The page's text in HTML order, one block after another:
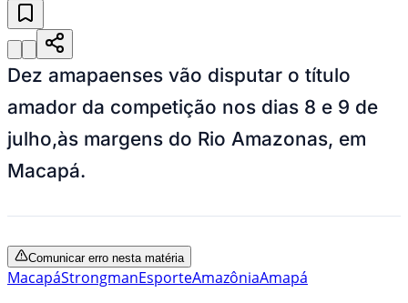
Dez amapaenses vão disputar o título
amador da competição nos dias 8 e 9 de
julho,às margens do Rio Amazonas, em
Macapá.
Comunicar erro nesta matéria
MacapáStrongmanEsporteAmazôniaAmapá